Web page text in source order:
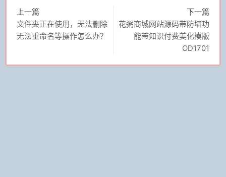
上一篇
文件夹正在使用，无法删除
无法重命名等操作怎么办？
下一篇
花粥商城网站源码带防墙功
能带知识付费美化模版
OD1701